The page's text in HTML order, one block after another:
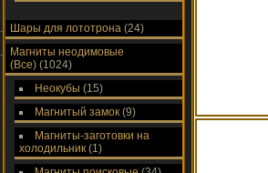
Шары для лототрона (24)
Магниты неодимовые
(Все) (1024)
Неокубы (15)
Магнитый замок (9)
Магниты-заготовки на
холодильник (1)